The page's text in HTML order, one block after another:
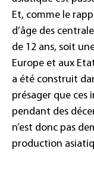
Et, comme le
d’âge des
de 12 ans, soit
Europe et aux
a été construit
présager que
pendant des
n’est donc pas
production